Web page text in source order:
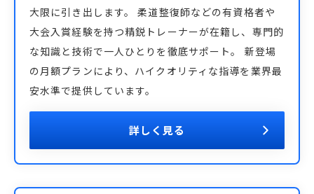
大限に引き出します。 柔道整復師などの有資格者や
大会入賞経験を持つ精鋭トレーナーが在籍し、専門的
な知識と技術で一人ひとりを徹底サポート。 新登場
の月額プランにより、ハイクオリティな指導を業界最
安水準で提供しています。
詳しく見る